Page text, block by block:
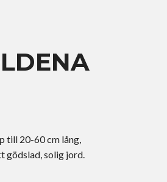
till 20-60 cm lång,
gödslad, solig jord.